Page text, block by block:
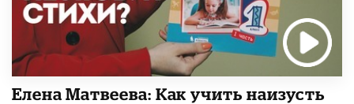
Елена Матвеева: Как учить наизусть